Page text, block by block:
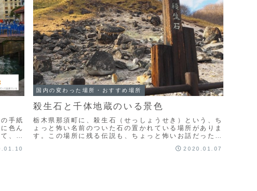
手紙
色ん
、悲
国内の変わった場所・おすすめ場所
殺生石と千体地蔵のいる景色
栃木県那須町に、殺生石（せっしょうせき）という、ち
ょっと怖い名前のついた石の置かれている場所がありま
す。この場所に残る伝説も、ちょっと怖いお話だったり
2020.01.07